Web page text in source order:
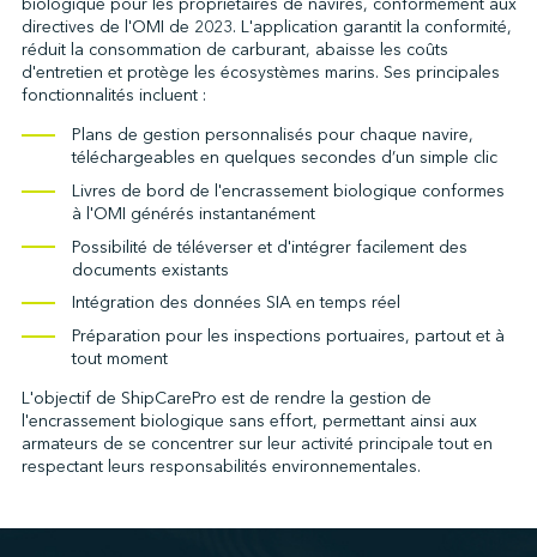
directives de l'OMI de 2023. L'application garantit la conformité,
réduit la consommation de carburant, abaisse les coûts
d'entretien et protège les écosystèmes marins. Ses principales
fonctionnalités incluent :
Plans de gestion personnalisés pour chaque navire,
téléchargeables en quelques secondes d’un simple clic
Livres de bord de l'encrassement biologique conformes
à l'OMI générés instantanément
Possibilité de téléverser et d'intégrer facilement des
documents existants
Intégration des données SIA en temps réel
Préparation pour les inspections portuaires, partout et à
tout moment
L'objectif de ShipCarePro est de rendre la gestion de
l'encrassement biologique sans effort, permettant ainsi aux
armateurs de se concentrer sur leur activité principale tout en
respectant leurs responsabilités environnementales.